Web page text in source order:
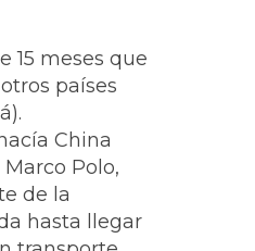
15 meses que
países
China
Polo,
de la
hasta llegar